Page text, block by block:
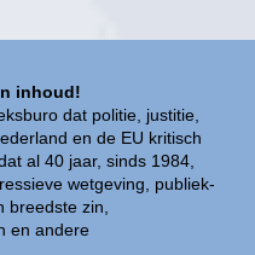
inhoud!
dat politie, justitie,
en de EU kritisch
al 40 jaar, sinds 1984,
wetgeving, publiek-
breedste zin,
en andere